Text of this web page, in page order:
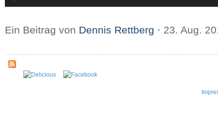
Ein Beitrag von Dennis Rettberg ⋅ 23. Aug.